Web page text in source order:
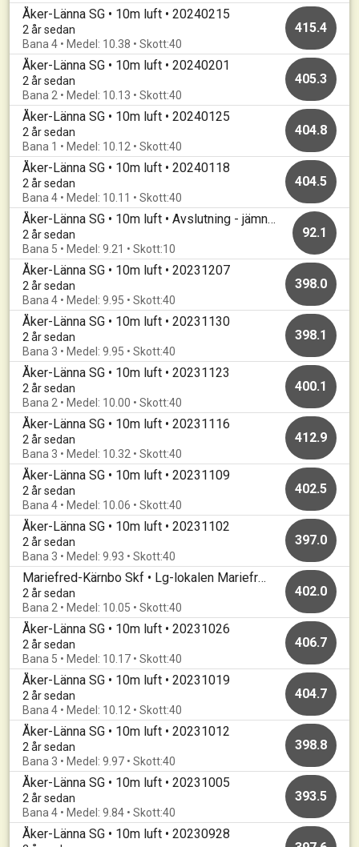
Åker-Länna SG • 10m luft • 20240215
2 år sedan
Bana 4 • Medel: 10.38 • Skott:40
415.4
Åker-Länna SG • 10m luft • 20240201
2 år sedan
Bana 2 • Medel: 10.13 • Skott:40
405.3
Åker-Länna SG • 10m luft • 20240125
2 år sedan
Bana 1 • Medel: 10.12 • Skott:40
404.8
Åker-Länna SG • 10m luft • 20240118
2 år sedan
Bana 4 • Medel: 10.11 • Skott:40
404.5
Åker-Länna SG • 10m luft • Avslutning - jämnast vinner
2 år sedan
Bana 5 • Medel: 9.21 • Skott:10
92.1
Åker-Länna SG • 10m luft • 20231207
2 år sedan
Bana 4 • Medel: 9.95 • Skott:40
398.0
Åker-Länna SG • 10m luft • 20231130
2 år sedan
Bana 3 • Medel: 9.95 • Skott:40
398.1
Åker-Länna SG • 10m luft • 20231123
2 år sedan
Bana 2 • Medel: 10.00 • Skott:40
400.1
Åker-Länna SG • 10m luft • 20231116
2 år sedan
Bana 3 • Medel: 10.32 • Skott:40
412.9
Åker-Länna SG • 10m luft • 20231109
2 år sedan
Bana 4 • Medel: 10.06 • Skott:40
402.5
Åker-Länna SG • 10m luft • 20231102
2 år sedan
Bana 3 • Medel: 9.93 • Skott:40
397.0
Mariefred-Kärnbo Skf • Lg-lokalen Mariefred • Mariefredsluft
2 år sedan
Bana 2 • Medel: 10.05 • Skott:40
402.0
Åker-Länna SG • 10m luft • 20231026
2 år sedan
Bana 5 • Medel: 10.17 • Skott:40
406.7
Åker-Länna SG • 10m luft • 20231019
2 år sedan
Bana 4 • Medel: 10.12 • Skott:40
404.7
Åker-Länna SG • 10m luft • 20231012
2 år sedan
Bana 3 • Medel: 9.97 • Skott:40
398.8
Åker-Länna SG • 10m luft • 20231005
2 år sedan
Bana 4 • Medel: 9.84 • Skott:40
393.5
Åker-Länna SG • 10m luft • 20230928